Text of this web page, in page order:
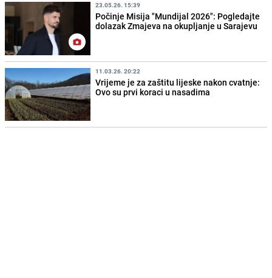
23.05.26. 15:39
Počinje Misija "Mundijal 2026": Pogledajte
dolazak Zmajeva na okupljanje u Sarajevu
11.03.26. 20:22
Vrijeme je za zaštitu lijeske nakon cvatnje:
Ovo su prvi koraci u nasadima